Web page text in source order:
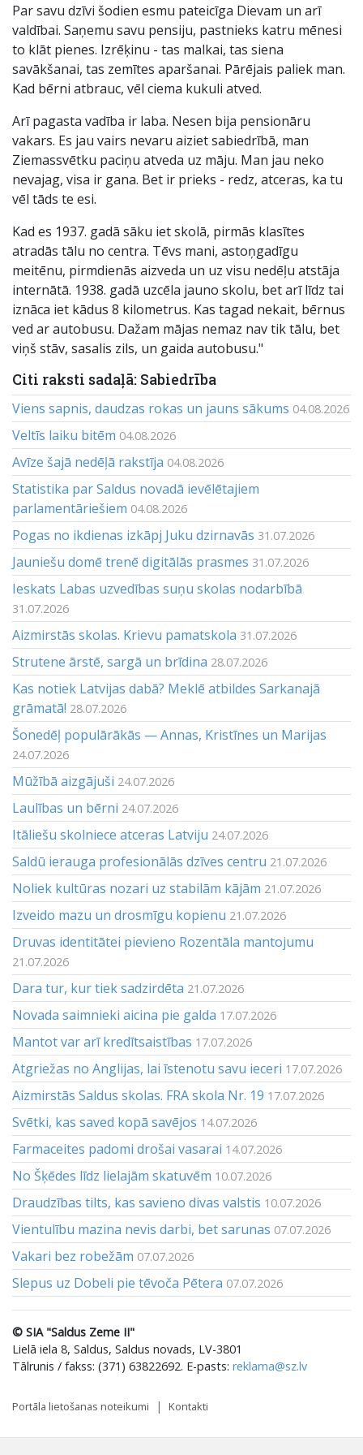
Par savu dzīvi šodien esmu pateicīga Dievam un arī
valdībai. Saņemu savu pensiju, pastnieks katru mēnesi
to klāt pienes. Izrēķinu - tas malkai, tas siena
savākšanai, tas zemītes aparšanai. Pārējais paliek man.
Kad bērni atbrauc, vēl ciema kukuli atved.
Arī pagasta vadība ir laba. Nesen bija pensionāru
vakars. Es jau vairs nevaru aiziet sabiedrībā, man
Ziemassvētku paciņu atveda uz māju. Man jau neko
nevajag, visa ir gana. Bet ir prieks - redz, atceras, ka tu
vēl tāds te esi.
Kad es 1937. gadā sāku iet skolā, pirmās klasītes
atradās tālu no centra. Tēvs mani, astoņgadīgu
meitēnu, pirmdienās aizveda un uz visu nedēļu atstāja
internātā. 1938. gadā uzcēla jauno skolu, bet arī līdz tai
iznāca iet kādus 8 kilometrus. Kas tagad nekait, bērnus
ved ar autobusu. Dažam mājas nemaz nav tik tālu, bet
viņš stāv, sasalis zils, un gaida autobusu."
Citi raksti sadaļā: Sabiedrība
Viens sapnis, daudzas rokas un jauns sākums 04.08.2026
Veltīs laiku bitēm 04.08.2026
Avīze šajā nedēļā rakstīja 04.08.2026
Statistika par Saldus novadā ievēlētajiem
parlamentāriešiem 04.08.2026
Pogas no ikdienas izkāpj Juku dzirnavās 31.07.2026
Jauniešu domē trenē digitālās prasmes 31.07.2026
Ieskats Labas uzvedības suņu skolas nodarbībā
31.07.2026
Aizmirstās skolas. Krievu pamatskola 31.07.2026
Strutene ārstē, sargā un brīdina 28.07.2026
Kas notiek Latvijas dabā? Meklē atbildes Sarkanajā
grāmatā! 28.07.2026
Šonedēļ populārākās — Annas, Kristīnes un Marijas
24.07.2026
Mūžībā aizgājuši 24.07.2026
Laulības un bērni 24.07.2026
Itāliešu skolniece atceras Latviju 24.07.2026
Saldū ierauga profesionālās dzīves centru 21.07.2026
Noliek kultūras nozari uz stabilām kājām 21.07.2026
Izveido mazu un drosmīgu kopienu 21.07.2026
Druvas identitātei pievieno Rozentāla mantojumu
21.07.2026
Dara tur, kur tiek sadzirdēta 21.07.2026
Novada saimnieki aicina pie galda 17.07.2026
Mantot var arī kredītsaistības 17.07.2026
Atgriežas no Anglijas, lai īstenotu savu ieceri 17.07.2026
Aizmirstās Saldus skolas. FRA skola Nr. 19 17.07.2026
Svētki, kas saved kopā savējos 14.07.2026
Farmaceites padomi drošai vasarai 14.07.2026
No Šķēdes līdz lielajām skatuvēm 10.07.2026
Draudzības tilts, kas savieno divas valstis 10.07.2026
Vientulību mazina nevis darbi, bet sarunas 07.07.2026
Vakari bez robežām 07.07.2026
Slepus uz Dobeli pie tēvoča Pētera 07.07.2026
© SIA "Saldus Zeme II"
Lielā iela 8, Saldus, Saldus novads, LV-3801
Tālrunis / fakss: (371) 63822692. E-pasts: reklama@sz.lv
Portāla lietošanas noteikumi Kontakti